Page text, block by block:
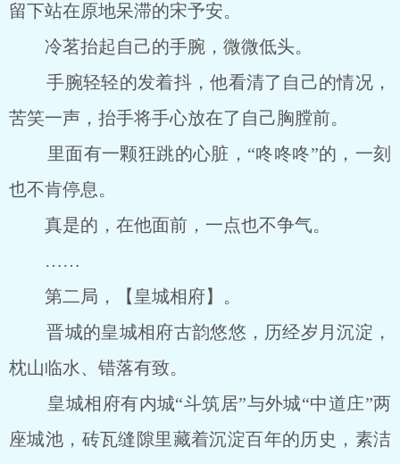
留下站在原地呆滞的宋予安。
冷茗抬起自己的手腕，微微低头。
手腕轻轻的发着抖，他看清了自己的情况，
苦笑一声，抬手将手心放在了自己胸膛前。
里面有一颗狂跳的心脏，“咚咚咚”的，一刻
也不肯停息。
真是的，在他面前，一点也不争气。
……
第二局，【皇城相府】。
晋城的皇城相府古韵悠悠，历经岁月沉淀，
枕山临水、错落有致。
皇城相府有内城“斗筑居”与外城“中道庄”两
座城池，砖瓦缝隙里藏着沉淀百年的历史，素洁